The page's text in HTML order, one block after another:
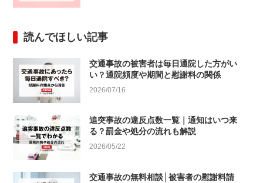
読んでほしい記事
交通事故の被害者は毎日通院した方がい
い？通院頻度や期間と慰謝料の関係
2026/07/16
追突事故の違反点数一覧｜通知はいつ来
る？罰金や処分の流れも解説
2026/05/22
交通事故の無料相談│被害者の慰謝料請